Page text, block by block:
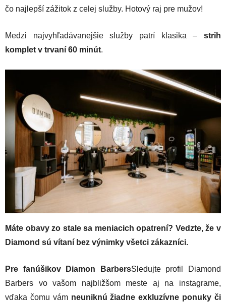
čo najlepší zážitok z celej služby. Hotový raj pre mužov!
Medzi najvyhľadávanejšie služby patrí klasika – strih
komplet v trvaní 60 minút.
Máte obavy zo stale sa meniacich opatrení? Vedzte, že v
Diamond sú vítaní bez výnimky všetci zákazníci.
Pre fanúšikov Diamon BarbersSledujte profil Diamond
Barbers vo vašom najbližšom meste aj na instagrame,
vďaka čomu vám neuniknú žiadne exkluzívne ponuky či